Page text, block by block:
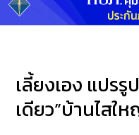
เลี้ยงเอง แปร
เดียว”บ้านไสใ